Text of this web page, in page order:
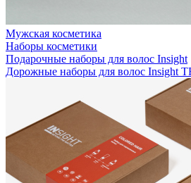
Мужская косметика
Наборы косметики
Подарочные наборы для волос Insight
Дорожные наборы для волос Insight